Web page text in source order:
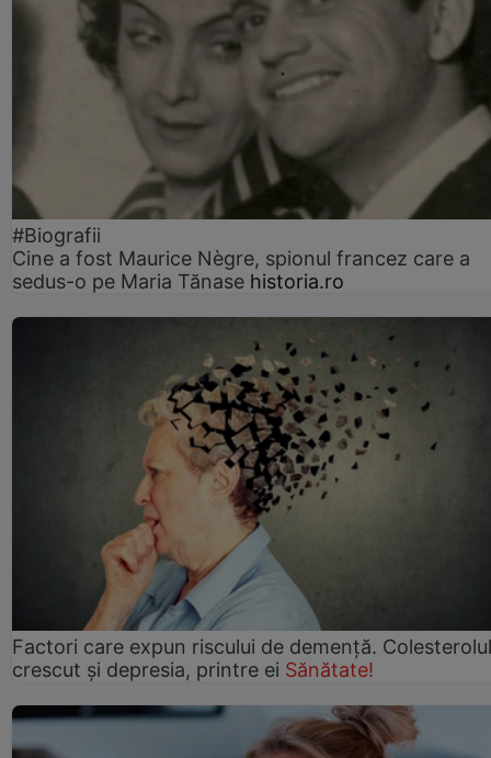
#Biografii
Cine a fost Maurice Nègre, spionul francez care a
sedus-o pe Maria Tănase historia.ro
Factori care expun riscului de demență. Colesterolul
crescut şi depresia, printre ei Sănătate!